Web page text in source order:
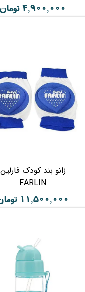
۴,۹۰۰,۰۰۰ تومان
زانو بند کودک فارلین
FARLIN
۱۱,۵۰۰,۰۰۰ تومان